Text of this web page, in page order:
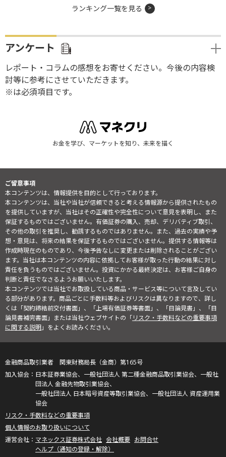
ランキング一覧を見る
アンケート
レポート・コラムの感想をお寄せください。今後の内容検
討等に参考にさせていただきます。
※は必須項目です。
お金を学び、マーケットを知り、未来を描く
ご留意事項
本コンテンツは、情報提供を目的として行っております。
本コンテンツは、当社や当社が信頼できると考える情報源から提供されたもの
を提供していますが、当社はその正確性や完全性について意見を表明し、また
保証するものではございません。有価証券の購入、売却、デリバティブ取引、
その他の取引を推奨し、勧誘するものではありません。また、過去の実績や予
想・意見は、将来の結果を保証するものではございません。提供する情報等は
作成時現在のものであり、今後予告なしに変更または削除されることがござい
ます。当社は本コンテンツの内容に依拠してお客様が取った行動の結果に対し
責任を負うものではございません。投資にかかる最終決定は、お客様ご自身の
判断と責任でなさるようお願いいたします。
本コンテンツでは当社でお取扱している商品・サービス等について言及してい
る部分があります。商品ごとに手数料等およびリスクは異なりますので、詳し
くは「契約締結前交付書面」、「上場有価証券等書面」、「目論見書」、「目
論見書補完書面」または当社ウェブサイトの「リスク・手数料などの重要事項
に関する説明」をよくお読みください。
金融商品取引業者 関東財務局長（金商）第165号
日本証券業協会、一般社団法人 第二種金融商品取引業協会、一般社
団法人 金融先物取引業協会、
一般社団法人 日本暗号資産等取引業協会、一般社団法人 資産運用業
協会
リスク・手数料などの重要事項
個人情報のお取り扱いについて
マネックス証券株式会社 会社概要 お問合せ
ヘルプ（通知の登録・解除）